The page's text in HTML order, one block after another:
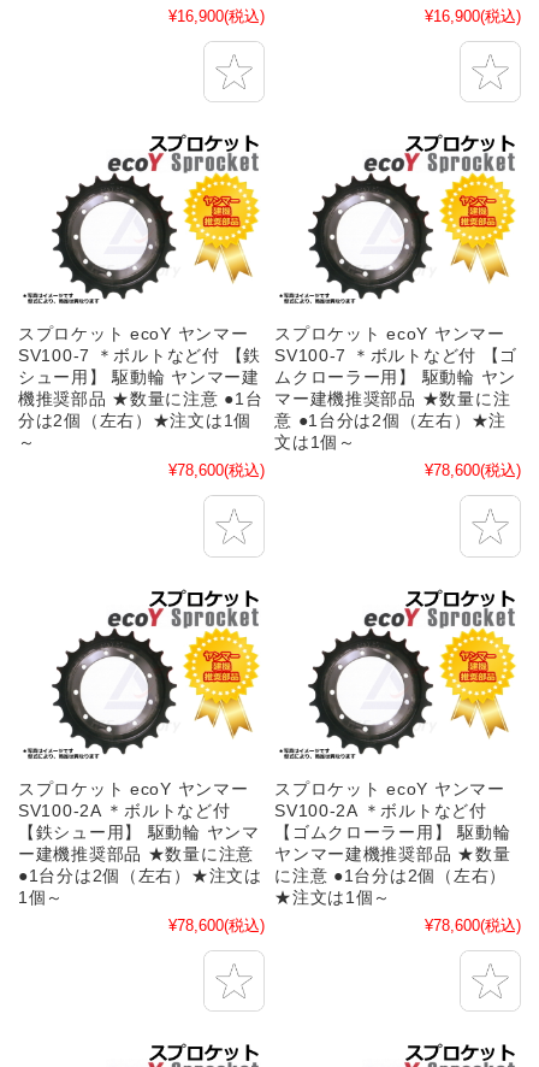
¥16,900(税込) ¥16,900(税込)
スプロケット ecoY ヤンマー
SV100-7 ＊ボルトなど付 【鉄
シュー用】 駆動輪 ヤンマー建
機推奨部品 ★数量に注意 ●1台
分は2個（左右）★注文は1個
～
¥78,600(税込)
スプロケット ecoY ヤンマー
SV100-7 ＊ボルトなど付 【ゴ
ムクローラー用】 駆動輪 ヤン
マー建機推奨部品 ★数量に注
意 ●1台分は2個（左右）★注
文は1個～
¥78,600(税込)
スプロケット ecoY ヤンマー
SV100-2A ＊ボルトなど付
【鉄シュー用】 駆動輪 ヤンマ
ー建機推奨部品 ★数量に注意
●1台分は2個（左右）★注文は
1個～
¥78,600(税込)
スプロケット ecoY ヤンマー
SV100-2A ＊ボルトなど付
【ゴムクローラー用】 駆動輪
ヤンマー建機推奨部品 ★数量
に注意 ●1台分は2個（左右）
★注文は1個～
¥78,600(税込)